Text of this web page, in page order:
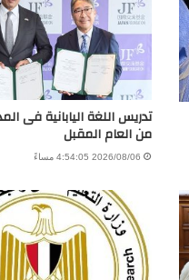
تدريس اللغة اليابانية فى
من العام المقبل
2026/08/06 4:54:05 مساءً